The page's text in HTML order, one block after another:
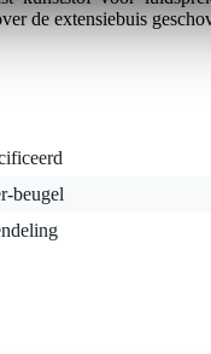
de extensiebuis
beugel